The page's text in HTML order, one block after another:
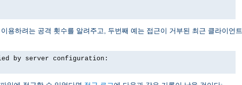
이용하려는 공격 횟수를 알려주고, 두번째 예는 접근이 거부된 최근 클라이언트
by server configuration: